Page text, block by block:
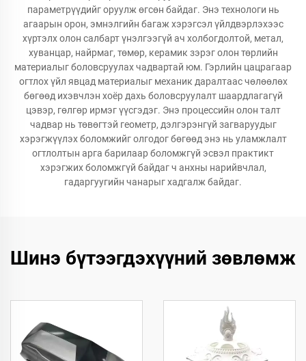
параметрүүдийг оруулж өгсөн байдаг. Энэ технологи нь
агаарын орон, эмнэлгийн багаж хэрэгсэл үйлдвэрлэхээс
хүртэлх олон салбарт үнэлгээгүй ач холбогдолтой, метал,
хуванцар, найрмаг, төмөр, керамик зэрэг олон төрлийн
материалыг боловсруулах чадвартай юм. Гэрлийн цацрагаар
огтлох үйл явцад материалыг механик даралтаас чөлөөлөх
бөгөөд ихэвчлэн хоёр дахь боловсруулалт шаардлагагүй
цэвэр, гөлгөр ирмэг үүсгэдэг. Энэ процессийн олон талт
чадвар нь төвөгтэй геометр, дэлгэрэнгүй загваруудыг
хэрэгжүүлэх боломжийг олгодог бөгөөд энэ нь уламжлалт
огтлолтын арга барилаар боломжгүй эсвэл практикт
хэрэгжих боломжгүй байдаг ч анхны нарийвчлал,
гадаргуугийн чанарыг хадгалж байдаг.
Шинэ бүтээгдэхүүний зөвлөмж